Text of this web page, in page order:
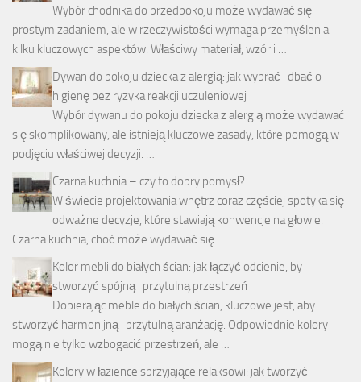
Wybór chodnika do przedpokoju może wydawać się
prostym zadaniem, ale w rzeczywistości wymaga przemyślenia
kilku kluczowych aspektów. Właściwy materiał, wzór i …
Dywan do pokoju dziecka z alergią: jak wybrać i dbać o
higienę bez ryzyka reakcji uczuleniowej
Wybór dywanu do pokoju dziecka z alergią może wydawać
się skomplikowany, ale istnieją kluczowe zasady, które pomogą w
podjęciu właściwej decyzji. …
Czarna kuchnia – czy to dobry pomysł?
W świecie projektowania wnętrz coraz częściej spotyka się
odważne decyzje, które stawiają konwencje na głowie.
Czarna kuchnia, choć może wydawać się …
Kolor mebli do białych ścian: jak łączyć odcienie, by
stworzyć spójną i przytulną przestrzeń
Dobierając meble do białych ścian, kluczowe jest, aby
stworzyć harmonijną i przytulną aranżację. Odpowiednie kolory
mogą nie tylko wzbogacić przestrzeń, ale …
Kolory w łazience sprzyjające relaksowi: jak tworzyć